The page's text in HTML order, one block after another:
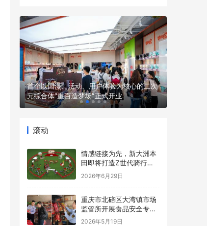
首个以国漫、活动、用户体验为核心的二次
元综合体“重百造梦场”正式开业
滚动
情感链接为先，新大洲本
田即将打造Z世代骑行内
容新标杆
2026年6月29日
重庆市北碚区大湾镇市场
监管所开展食品安全专项
检查
2026年5月19日